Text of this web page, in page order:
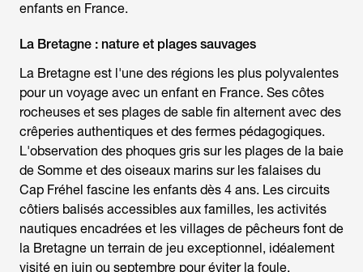
enfants en France.
La Bretagne : nature et plages sauvages
La Bretagne est l'une des régions les plus polyvalentes
pour un voyage avec un enfant en France. Ses côtes
rocheuses et ses plages de sable fin alternent avec des
crêperies authentiques et des fermes pédagogiques.
L'observation des phoques gris sur les plages de la baie
de Somme et des oiseaux marins sur les falaises du
Cap Fréhel fascine les enfants dès 4 ans. Les circuits
côtiers balisés accessibles aux familles, les activités
nautiques encadrées et les villages de pêcheurs font de
la Bretagne un terrain de jeu exceptionnel, idéalement
visité en juin ou septembre pour éviter la foule.